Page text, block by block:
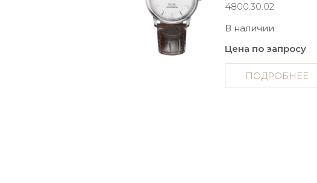
4800.30.02
В наличии
Цена по запросу
ПОДРОБНЕЕ